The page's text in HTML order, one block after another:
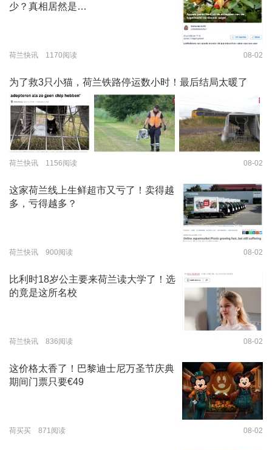
少？真相居然是…
荷兰快讯 1170阅读 08-02
为了救3只小猫，荷兰铁路停运数小时！最后结局太暖了
荷兰快讯 1156阅读 08-02
这家荷兰线上生鲜超市又亏了！卖得越
多，亏得越多？
荷兰快讯 900阅读 08-02
比利时18岁公主要来荷兰读大学了！选
的竟是这所名校
荷兰快讯 836阅读 08-02
这价格太香了！巴黎迪士尼万圣节庆典
期间门票只要€49
荷买买 871阅读 08-02